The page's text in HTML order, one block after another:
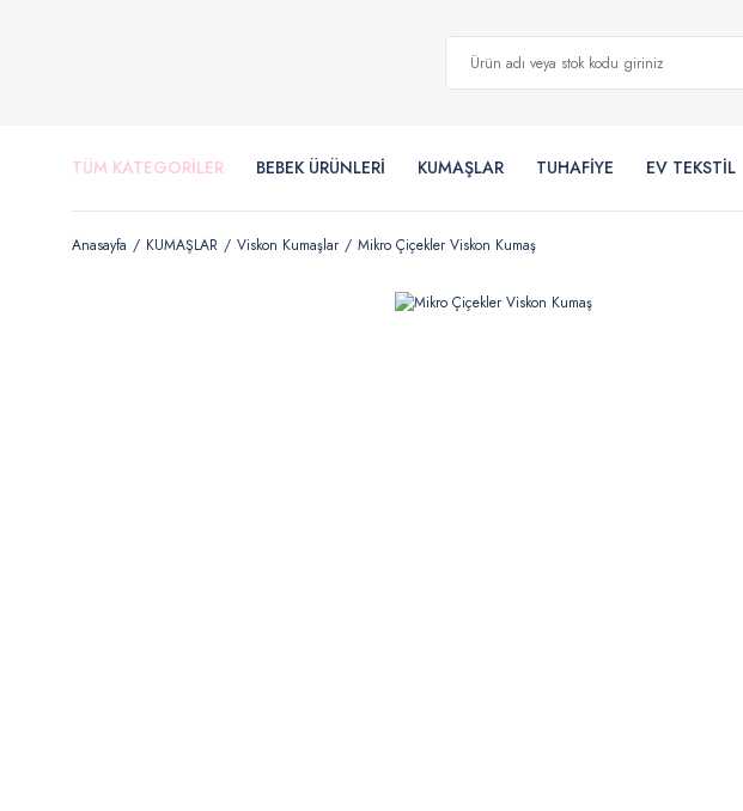
TÜM KATEGORİLER BEBEK ÜRÜNLERİ KUMAŞLAR TUHAFİYE EV TEKSTİL
Anasayfa KUMAŞLAR Viskon Kumaşlar Mikro Çiçekler Viskon Kumaş